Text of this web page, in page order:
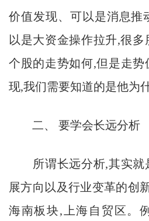
价值发现、可以是消息推
以是大资金操作拉升,很
个股的走势如何,但是走势
现,我们需要知道的是他为
二、 要学会长远分析
所谓长远分析,其实就
展方向以及行业变革的创
海南板块,上海自贸区。